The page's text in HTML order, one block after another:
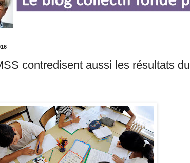
contredisent aussi les résultats du